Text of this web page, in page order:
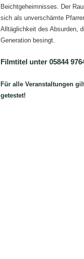
Beichtgeheimnisses. Der
sich als unverschämte
Alltäglichkeit des Absurden,
Generation besingt.
Filmtitel unter 05844
Für alle Veranstaltungen
getestet!